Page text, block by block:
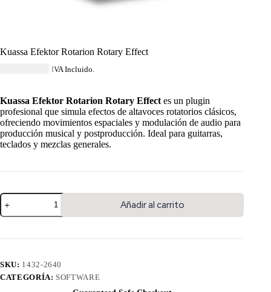
Kuassa Efektor Rotarion Rotary Effect
IVA Incluido.
Kuassa Efektor Rotarion Rotary Effect es un plugin
profesional que simula efectos de altavoces rotatorios clásicos,
ofreciendo movimientos espaciales y modulación de audio para
producción musical y postproducción. Ideal para guitarras,
teclados y mezclas generales.
Añadir al carrito
SKU: 1432-2640
CATEGORÍA: SOFTWARE